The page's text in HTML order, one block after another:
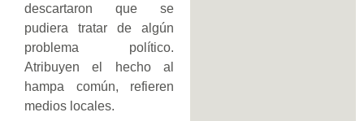
descartaron que se
pudiera tratar de algún
problema político.
Atribuyen el hecho al
hampa común, refieren
medios locales.